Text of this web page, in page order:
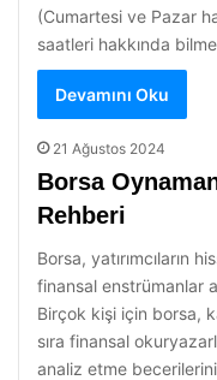
(Cumartesi ve Pazar
saatleri hakkında
Devamını Oku
21 Ağustos 2024
Borsa
Rehberi
Borsa, yatırımcıların
finansal enstrümanlar
Birçok kişi için borsa,
sıra finansal
analiz etme